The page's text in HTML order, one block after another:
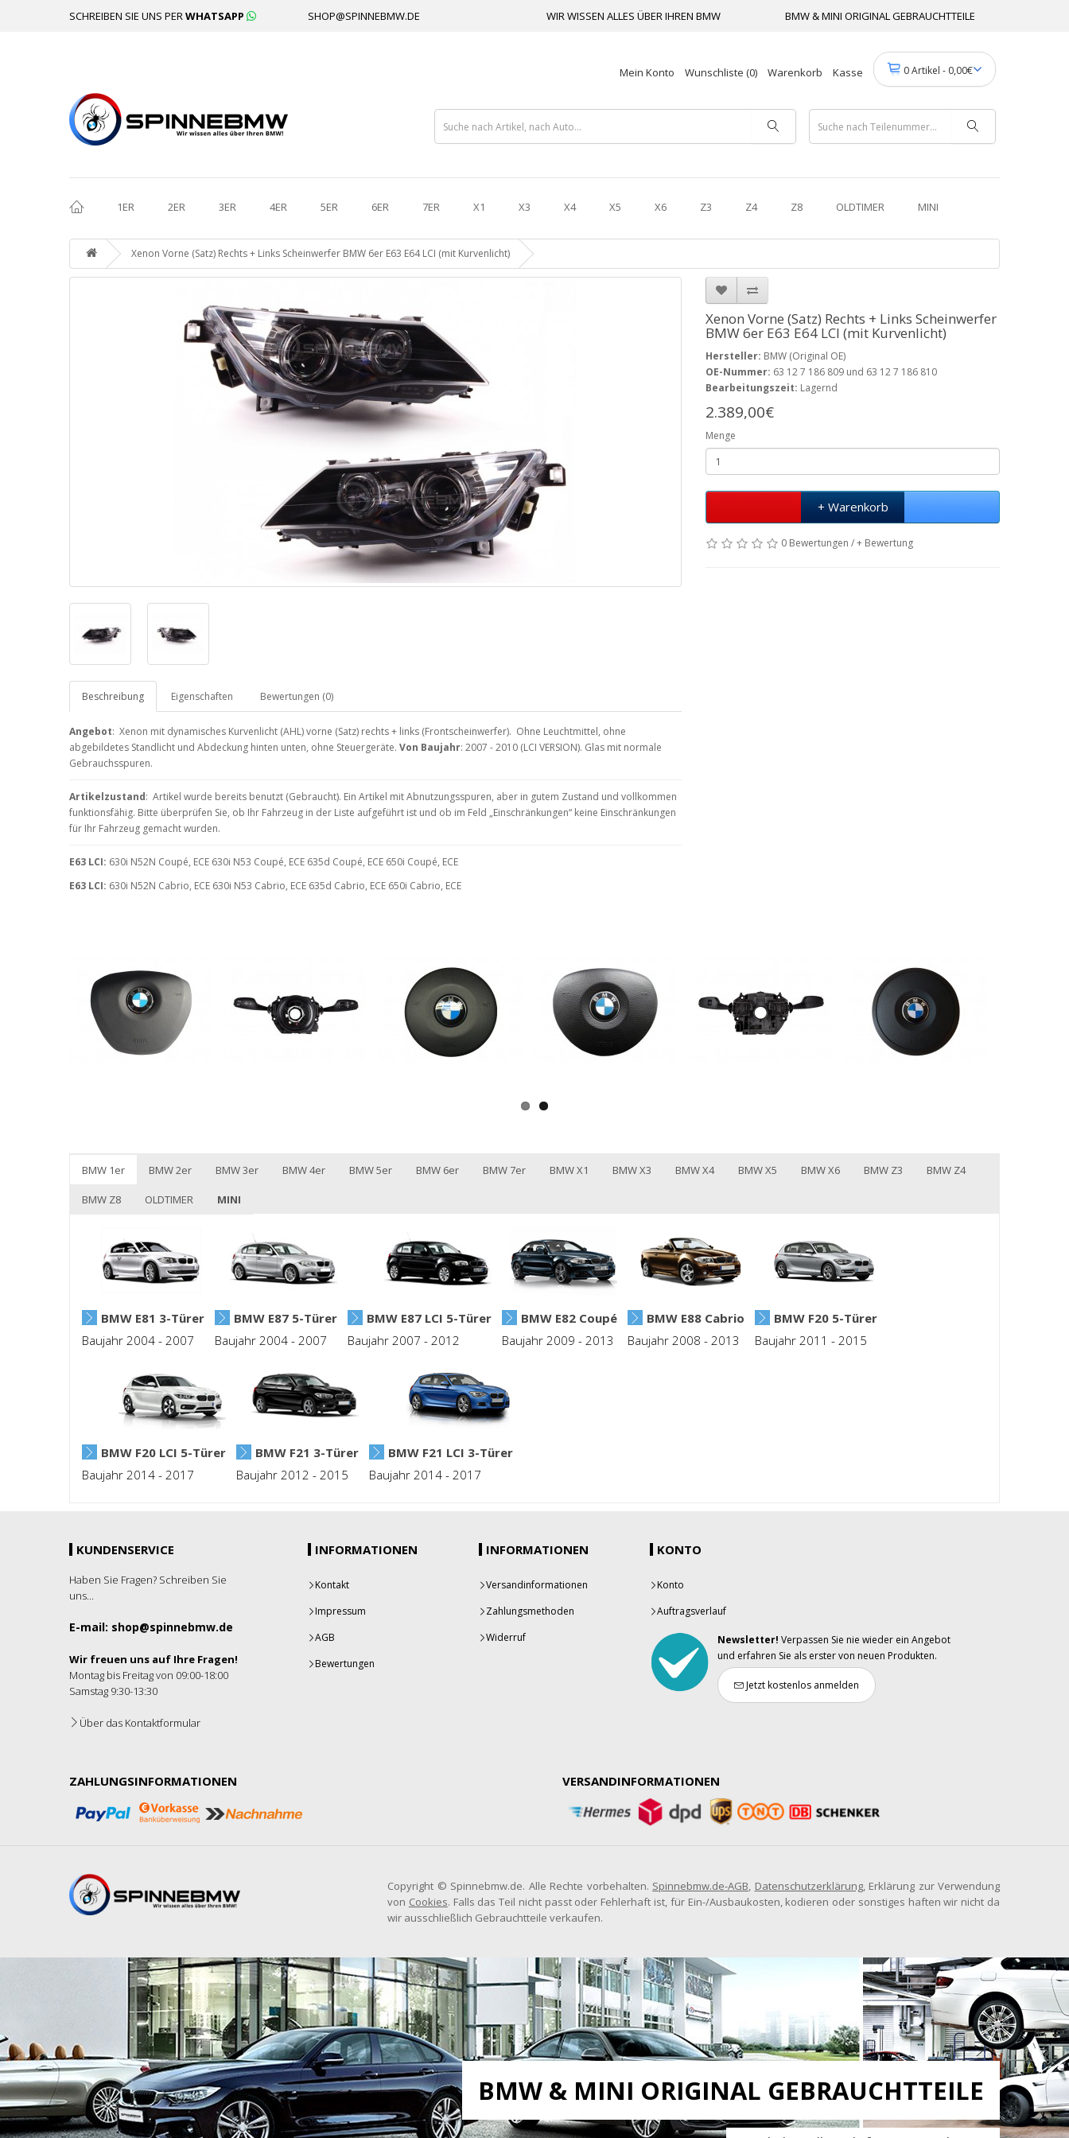
SCHREIBEN SIE UNS PERWHATSAPP SHOP@SPINNEBMW.DE WIR WISSEN ALLES ÜBER IHREN BMW BMW & MINI ORIGINAL GEBRAUCHTTEILE
Mein Konto Wunschliste (0) Warenkorb Kasse 0 Artikel - 0,00€
1ER 2ER 3ER 4ER 5ER 6ER 7ER X1 X3 X4 X5 X6 Z3 Z4 Z8 OLDTIMER MINI
Xenon Vorne (Satz) Rechts + Links Scheinwerfer BMW 6er E63 E64 LCI (mit Kurvenlicht)
Beschreibung Eigenschaften Bewertungen (0)
Angebot: Xenon mit dynamisches Kurvenlicht (AHL) vorne (Satz) rechts + links (Frontscheinwerfer). Ohne Leuchtmittel, ohne
abgebildetes Standlicht und Abdeckung hinten unten, ohne Steuergeräte. Von Baujahr: 2007 - 2010 (LCI VERSION). Glas mit normale
Gebrauchsspuren.
Artikelzustand: Artikel wurde bereits benutzt (Gebraucht). Ein Artikel mit Abnutzungsspuren, aber in gutem Zustand und vollkommen
funktionsfähig. Bitte überprüfen Sie, ob Ihr Fahrzeug in der Liste aufgeführt ist und ob im Feld „Einschränkungen“ keine Einschränkungen
für Ihr Fahrzeug gemacht wurden.
E63 LCI: 630i N52N Coupé, ECE 630i N53 Coupé, ECE 635d Coupé, ECE 650i Coupé, ECE
E63 LCI: 630i N52N Cabrio, ECE 630i N53 Cabrio, ECE 635d Cabrio, ECE 650i Cabrio, ECE
Xenon Vorne (Satz) Rechts + Links Scheinwerfer
BMW 6er E63 E64 LCI (mit Kurvenlicht)
Hersteller: BMW (Original OE)
OE-Nummer: 63 12 7 186 809 und 63 12 7 186 810
Bearbeitungszeit: Lagernd
2.389,00€
Menge
+ Warenkorb
0 Bewertungen /+ Bewertung
BMW 1er BMW 2er BMW 3er BMW 4er BMW 5er BMW 6er BMW 7er BMW X1 BMW X3 BMW X4 BMW X5 BMW X6 BMW Z3 BMW Z4
BMW Z8 OLDTIMER MINI
BMW E81 3-Türer
Baujahr 2004 - 2007
BMW E87 5-Türer
Baujahr 2004 - 2007
BMW E87 LCI 5-Türer
Baujahr 2007 - 2012
BMW E82 Coupé
Baujahr 2009 - 2013
BMW E88 Cabrio
Baujahr 2008 - 2013
BMW F20 5-Türer
Baujahr 2011 - 2015
BMW F20 LCI 5-Türer
Baujahr 2014 - 2017
BMW F21 3-Türer
Baujahr 2012 - 2015
BMW F21 LCI 3-Türer
Baujahr 2014 - 2017
KUNDENSERVICE
Haben Sie Fragen? Schreiben Sie
uns...
E-mail: shop@spinnebmw.de
Wir freuen uns auf Ihre Fragen!
Montag bis Freitag von 09:00-18:00
Samstag 9:30-13:30
Über das Kontaktformular
INFORMATIONEN
Kontakt
Impressum
AGB
Bewertungen
INFORMATIONEN
Versandinformationen
Zahlungsmethoden
Widerruf
KONTO
Konto
Auftragsverlauf
Newsletter! Verpassen Sie nie wieder ein Angebot
und erfahren Sie als erster von neuen Produkten.
Jetzt kostenlos anmelden
ZAHLUNGSINFORMATIONEN VERSANDINFORMATIONEN
Copyright © Spinnebmw.de. Alle Rechte vorbehalten. Spinnebmw.de-AGB, Datenschutzerklärung, Erklärung zur Verwendung
von Cookies. Falls das Teil nicht passt oder Fehlerhaft ist, für Ein-/Ausbaukosten, kodieren oder sonstiges haften wir nicht da
wir ausschließlich Gebrauchtteile verkaufen.
BMW & MINI ORIGINAL GEBRAUCHTTEILE